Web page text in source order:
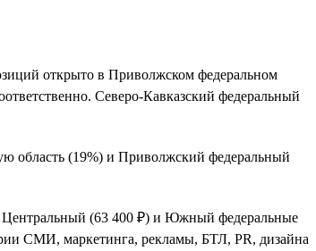
открыто в Приволжском федеральном
Северо-Кавказский федеральный
область (19%) и Приволжский федеральный
Центральный (63 400 ₽) и Южный федеральные
СМИ, маркетинга, рекламы, БТЛ, PR, дизайна